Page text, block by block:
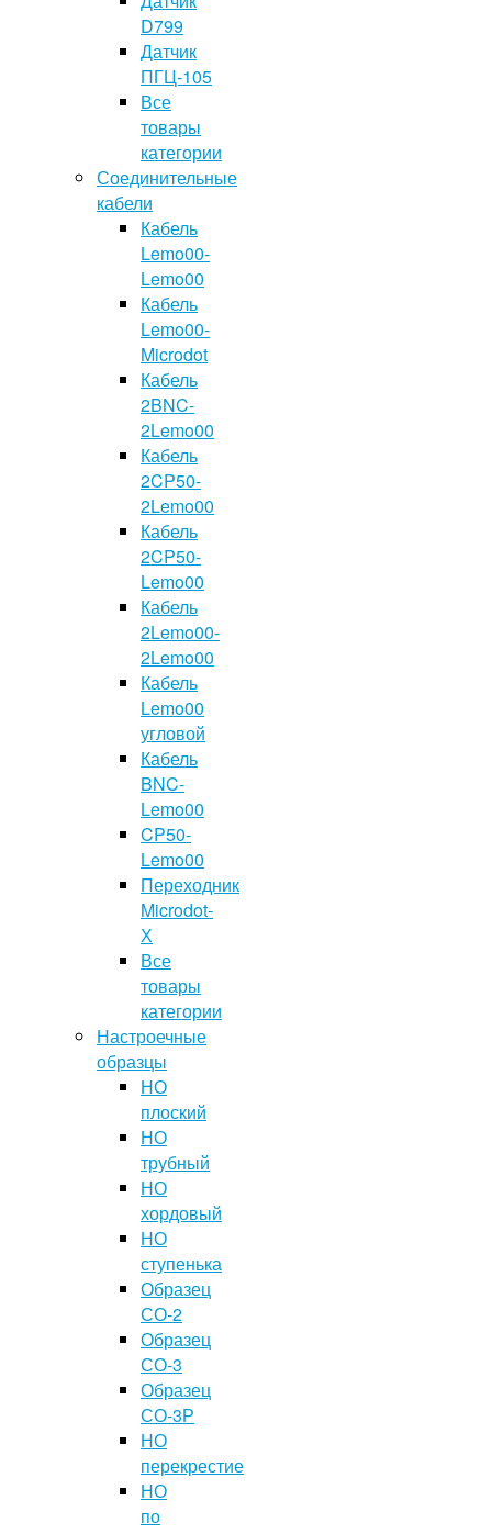
D799
Датчик
ПГЦ-105
Все
товары
категории
Соединительные
кабели
Кабель
Lemo00-
Lemo00
Кабель
Lemo00-
Microdot
Кабель
2BNC-
2Lemo00
Кабель
2CP50-
2Lemo00
Кабель
2CP50-
Lemo00
Кабель
2Lemo00-
2Lemo00
Кабель
Lemo00
угловой
Кабель
BNC-
Lemo00
CP50-
Lemo00
Переходник
Microdot-
Х
Все
товары
категории
Настроечные
образцы
НО
плоский
НО
трубный
НО
хордовый
НО
ступенька
Образец
СО-2
Образец
СО-3
Образец
СО-3Р
НО
перекрестие
НО
по